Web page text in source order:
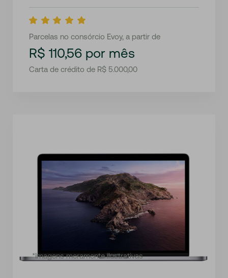
Parcelas no consórcio Evoy, a partir de
R$ 110,56 por mês
Carta de crédito de R$ 5.000,00
*Imagens meramente ilustrativas